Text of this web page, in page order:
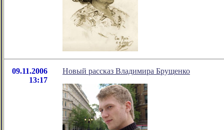
09.11.2006
13:17
Новый рассказ Владимира Брущенко